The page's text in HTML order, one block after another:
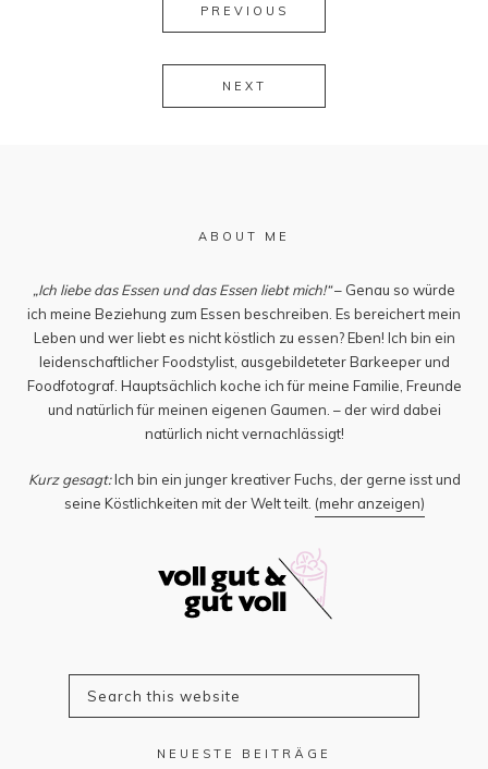
PREVIOUS
NEXT
ABOUT ME
„Ich liebe das Essen und das Essen liebt mich!“– Genau so würde
ich meine Beziehung zum Essen beschreiben. Es bereichert mein
Leben und wer liebt es nicht köstlich zu essen? Eben! Ich bin ein
leidenschaftlicher Foodstylist, ausgebildeteter Barkeeper und
Foodfotograf. Hauptsächlich koche ich für meine Familie, Freunde
und natürlich für meinen eigenen Gaumen. – der wird dabei
natürlich nicht vernachlässigt!
Kurz gesagt:Ich bin ein junger kreativer Fuchs, der gerne isst und
seine Köstlichkeiten mit der Welt teilt. (mehr anzeigen)
NEUESTE BEITRÄGE